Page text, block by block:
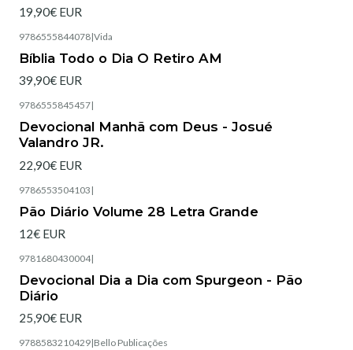
19,90€ EUR
9786555844078|Vida
Bíblia Todo o Dia O Retiro AM
39,90€ EUR
9786555845457|
Devocional Manhã com Deus - Josué
Valandro JR.
22,90€ EUR
9786553504103 |
Pão Diário Volume 28 Letra Grande
12€ EUR
9781680430004|
Devocional Dia a Dia com Spurgeon - Pão
Diário
25,90€ EUR
9788583210429|Bello Publicações